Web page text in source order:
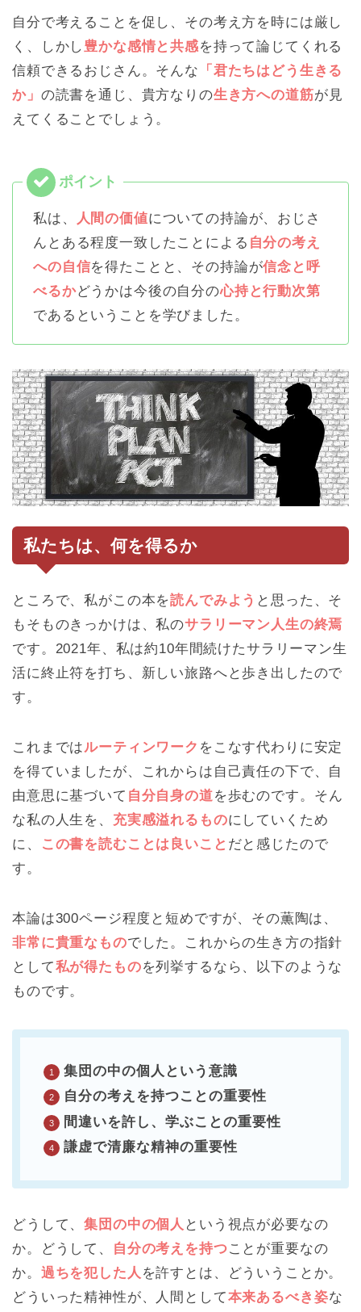
自分で考えることを促し、その考え方を時には厳し
く、しかし 豊かな感情と共感を持って論じてくれる
信頼できるおじさん。そんな
「君たちはどう生きる
か」 の読書を通じ、貴方なりの生き方への道筋が見
えてくることでしょう。
私は、 人間の価値についての持論が、おじさ
んとある程度一致したことによる 自分の考え
への自信を得たことと、その持論が信念と呼
べるかどうかは今後の自分の心持と行動次第
であるということを学びました。
私たちは、何を得るか
ところで、私がこの本を読んでみよう と思った、そ
もそものきっかけは、私のサラリーマン人生の終焉
です。2021年、私は約10年間続けたサラリーマン生
活に終止符を打ち、新しい旅路へと歩き出したので
す。
これまではルーティンワーク をこなす代わりに安定
を得ていましたが、これからは自己責任の下で、自
由意思に基づいて 自分自身の道を歩むのです。そん
な私の人生を、 充実感溢れるものにしていくため
に、
この書を読むことは良いこと だと感じたので
す。
本論は300ページ程度と短めですが、その薫陶は、
非常に貴重なものでした。これからの生き方の指針
として私が得たものを列挙するなら、以下のような
ものです。
集団の中の個人という意識
自分の考えを持つことの重要性
間違いを許し、学ぶことの重要性
謙虚で清廉な精神の重要性
どうして、集団の中の個人 という視点が必要なの
か。どうして、
自分の考えを持つことが重要なの
か。 過ちを犯した人 を許すとは、どういうことか。
どういった精神性が、人間として本来あるべき姿な